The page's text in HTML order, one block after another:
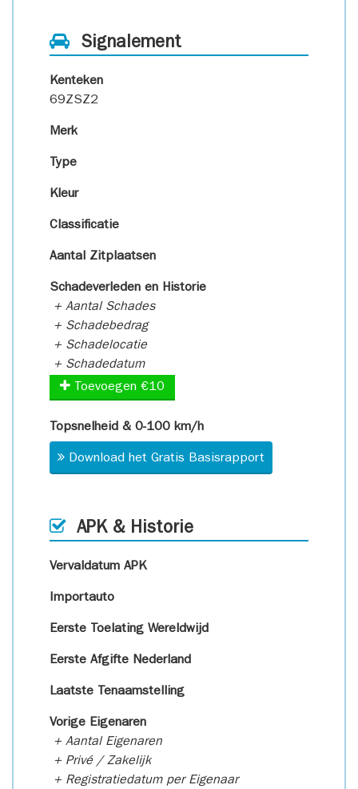
Signalement
Kenteken
69ZSZ2
Merk
Type
Kleur
Classificatie
Aantal Zitplaatsen
Schadeverleden en Historie
+ Aantal Schades
+ Schadebedrag
+ Schadelocatie
+ Schadedatum
Toevoegen €10
Topsnelheid & 0-100 km/h
Download het Gratis Basisrapport
APK & Historie
Vervaldatum APK
Importauto
Eerste Toelating Wereldwijd
Eerste Afgifte Nederland
Laatste Tenaamstelling
Vorige Eigenaren
+ Aantal Eigenaren
+ Privé / Zakelijk
+ Registratiedatum per Eigenaar